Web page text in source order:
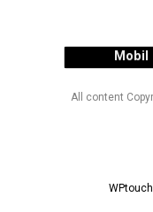
Mobil
All content